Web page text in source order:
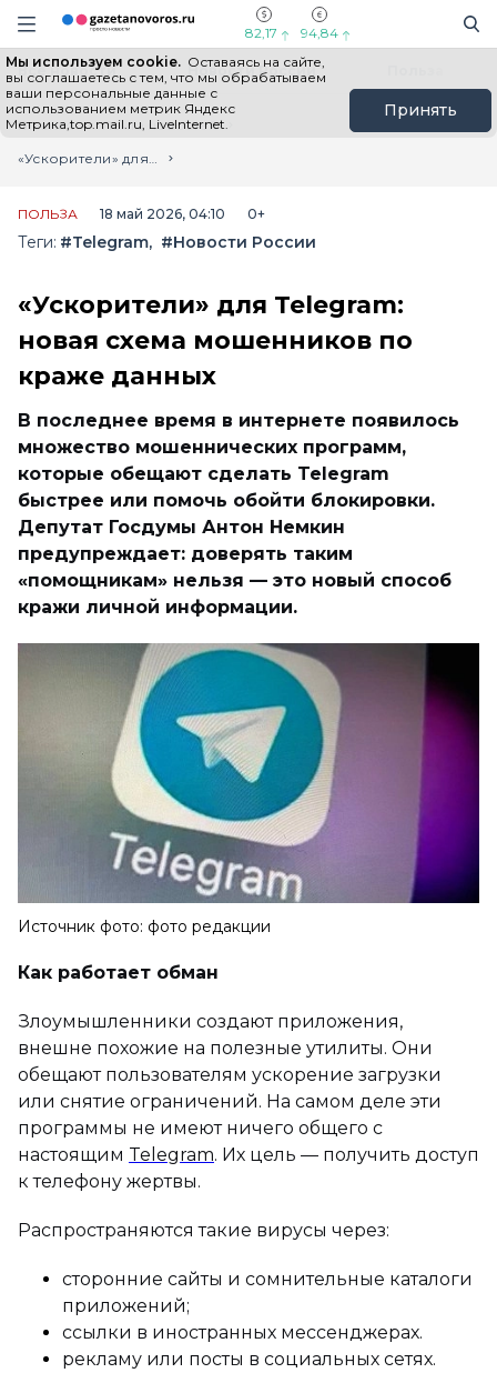
Информационный портал "ГазетаНоворос.ру"
Навигация сайта
82,17 94,84
Мы используем cookie. Оставаясь на сайте,
вы соглашаетесь с тем, что мы обрабатываем
ваши персональные данные с
использованием метрик Яндекс
Метрика,top.mail.ru, LiveInternet.
Принять
Все новости Новости России
Главная
Лента новостей
«Ускорители» для Telegram: новая схема мошенников по краже данных
ПОЛЬЗА 18 май 2026, 04:10 0+
Теги: #Telegram #Новости России
«Ускорители» для Telegram:
новая схема мошенников по
краже данных
В последнее время в интернете появилось
множество мошеннических программ,
которые обещают сделать Telegram
быстрее или помочь обойти блокировки.
Депутат Госдумы Антон Немкин
предупреждает: доверять таким
«помощникам» нельзя — это новый способ
кражи личной информации.
Источник фото: фото редакции
Как работает обман
Злоумышленники создают приложения,
внешне похожие на полезные утилиты. Они
обещают пользователям ускорение загрузки
или снятие ограничений. На самом деле эти
программы не имеют ничего общего с
настоящим Telegram. Их цель — получить доступ
к телефону жертвы.
Распространяются такие вирусы через:
сторонние сайты и сомнительные каталоги
приложений;
ссылки в иностранных мессенджерах.
рекламу или посты в социальных сетях.